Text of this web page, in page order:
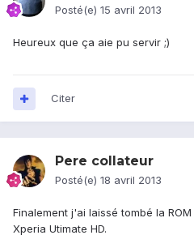
Posté(e) 15 avril 2013
Heureux que ça aie pu servir ;)
Citer
Pere collateur
Posté(e) 18 avril 2013
Finalement j'ai laissé tombé la
Xperia Utimate HD.